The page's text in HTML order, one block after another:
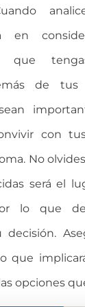
en
que
de
con
No
será el
lo que
que
opciones